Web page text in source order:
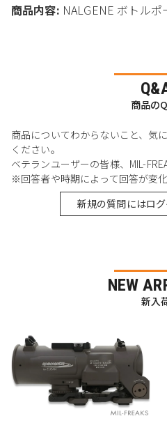
商品内容: NALGENE ボトルポ
商品の
商品についてわからないこと、気
ください。
ベテランユーザーの皆様、MIL-
※回答者や時期によって回答が変
新規の質問にはロ
NEW
新入